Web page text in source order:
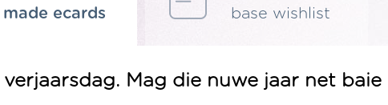
made ecards base wishlist
Mag die nuwe jaar net